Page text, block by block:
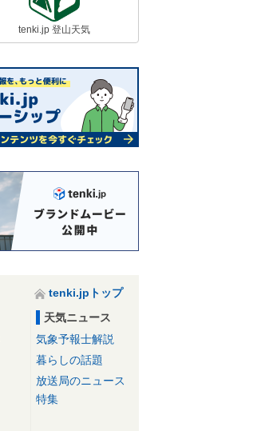
tenki.jp 登山天気
tenki.jpトップ
天気ニュース
気象予報士解説
暮らしの話題
放送局のニュース
特集